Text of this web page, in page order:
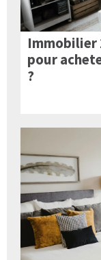
Immobilier
pour
?